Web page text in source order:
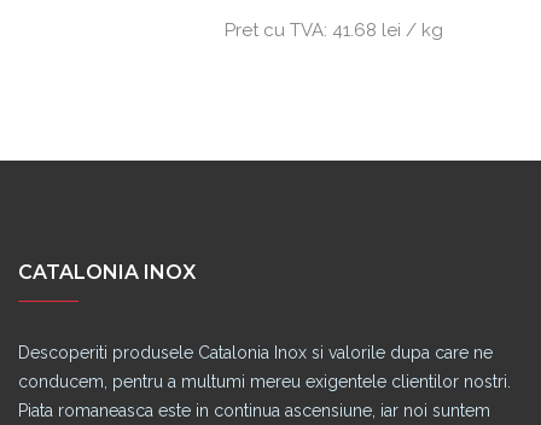
Pret cu TVA:41.68 lei / kg
CATALONIA INOX
Descoperiti produsele Catalonia Inox si valorile dupa care ne
conducem, pentru a multumi mereu exigentele clientilor nostri.
Piata romaneasca este in continua ascensiune, iar noi suntem